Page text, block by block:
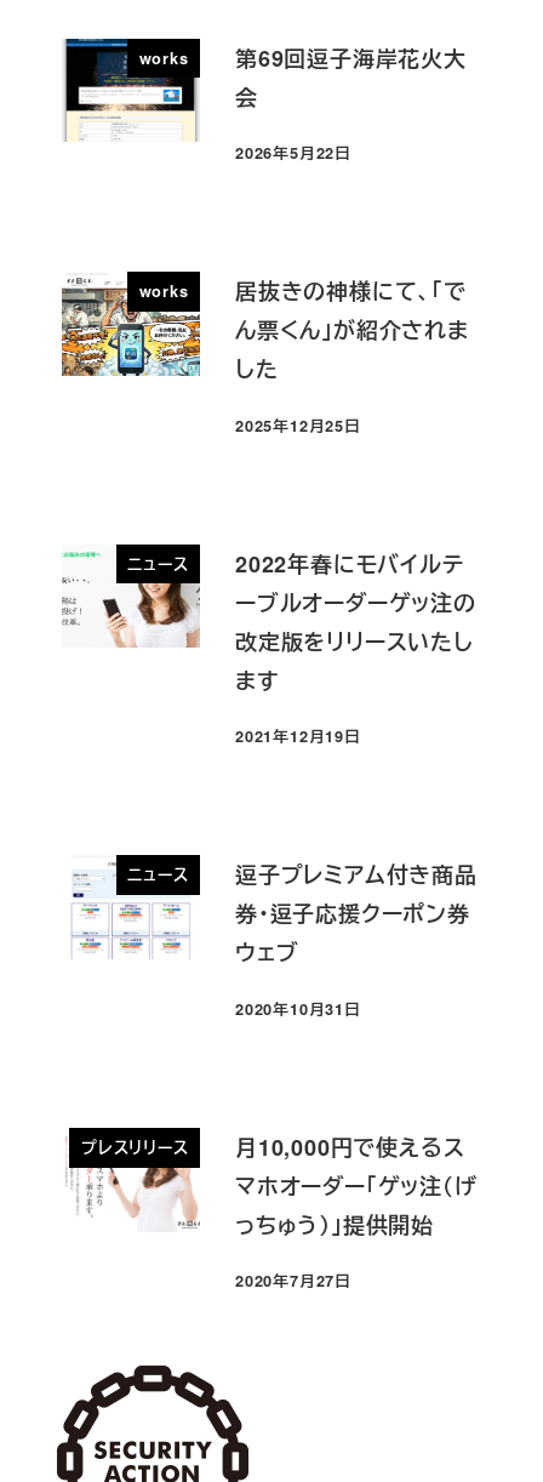
works
第69回逗子海岸花火大
会
投稿日
2026年5月22日
works
居抜きの神様にて、「で
ん票くん」が紹介されま
した
投稿日
2025年12月25日
ニュース
2022年春にモバイルテ
ーブルオーダーゲッ注の
改定版をリリースいたし
ます
投稿日
2021年12月19日
ニュース
逗子プレミアム付き商品
券・逗子応援クーポン券
ウェブ
投稿日
2020年10月31日
プレスリリース
月10,000円で使えるス
マホオーダー「ゲッ注（げ
っちゅう）」提供開始
投稿日
2020年7月27日